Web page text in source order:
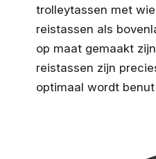
trolleytassen met
reistassen als
op maat gemaakt
reistassen zijn
optimaal wordt